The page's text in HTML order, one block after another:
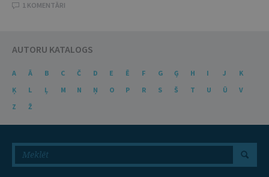
1 KOMENTĀRI
AUTORU KATALOGS
A Ā B C Č D E Ē F G Ģ H I J
K
Ķ
L Ļ M N Ņ O P R S Š T U Ū
V
Z
Ž